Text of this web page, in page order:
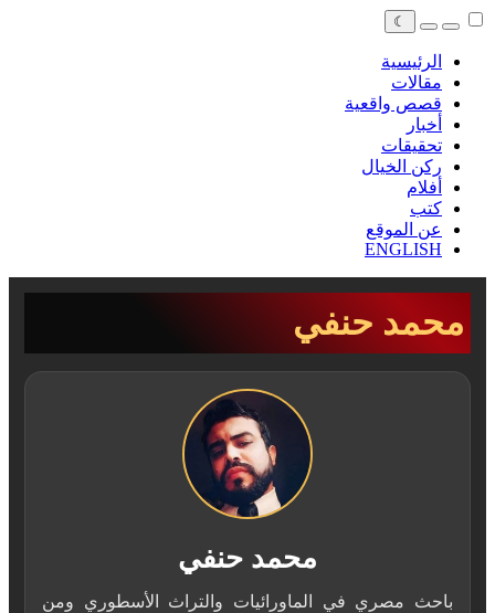
☾
الرئيسية
مقالات
قصص واقعية
أخبار
تحقيقات
ركن الخيال
أفلام
كتب
عن الموقع
ENGLISH
محمد حنفي
محمد حنفي
باحث مصري في الماورائيات والتراث الأسطوري ومن